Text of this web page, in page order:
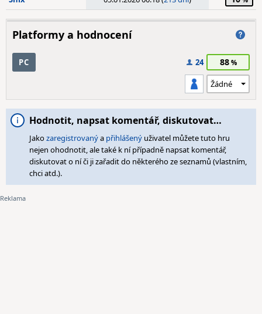
Platformy a hodnocení
PC 24 88
Hodnotit, napsat komentář, diskutovat…
Jakozaregistrovanýa přihlášený uživatel můžete tuto hru
nejen ohodnotit, ale také k ní případně napsat komentář,
diskutovat o ní či ji zařadit do některého ze seznamů (vlastním,
chci atd.).